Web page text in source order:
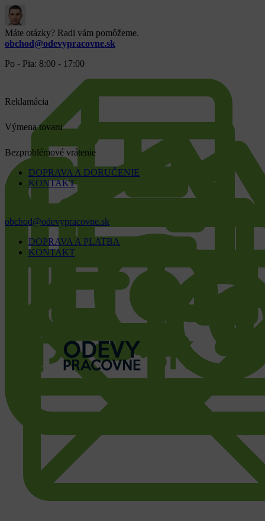
Máte otázky? Radi vám pomôžeme.
obchod@odevypracovne.sk
Po - Pia: 8:00 - 17:00
Reklamácia
Výmena tovaru
Bezproblémové vrátenie
DOPRAVA A DORUČENIE
KONTAKT
obchod@odevypracovne.sk
DOPRAVA A PLATBA
KONTAKT